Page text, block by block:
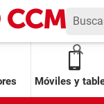
Móviles y